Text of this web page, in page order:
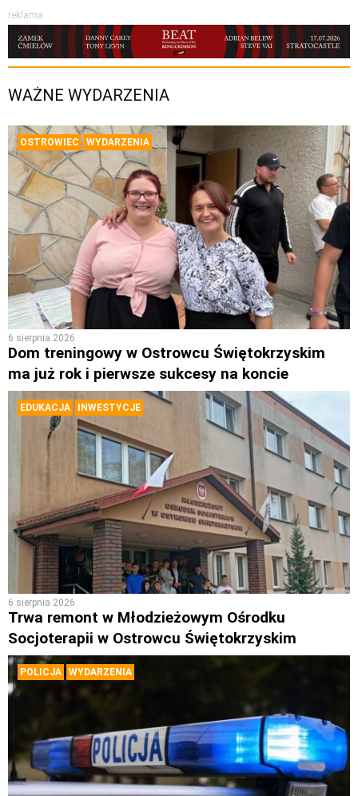
reklama
WAŻNE WYDARZENIA
OSTROWIEC WYDARZENIA
6 sierpnia 2026
Dom treningowy w Ostrowcu Świętokrzyskim
ma już rok i pierwsze sukcesy na koncie
EDUKACJA INWESTYCJE
6 sierpnia 2026
Trwa remont w Młodzieżowym Ośrodku
Socjoterapii w Ostrowcu Świętokrzyskim
POLICJA WYDARZENIA